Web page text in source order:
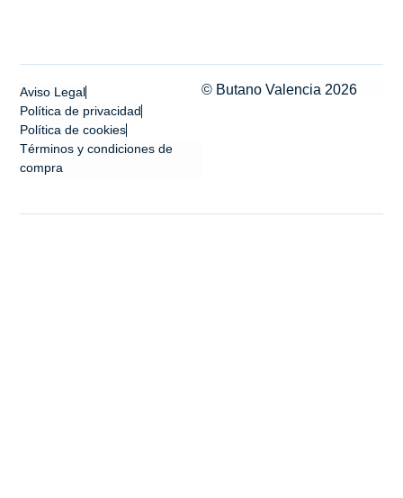
Aviso Legal
Política de privacidad
Política de cookies
Términos y condiciones de
compra
© Butano Valencia 2026